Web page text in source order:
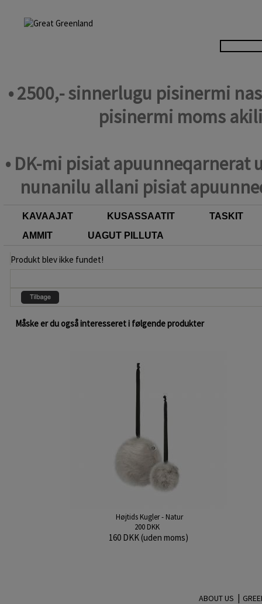
• 2500,- sinnerlugu pisinermi
pisinermi moms
• DK-mi pisiat
nunanilu allani pisiat
KAVAAJAT KUSASSAATIT
TASKIT
AMMIT
UAGUT PILLUTA
Produkt blev ikke fundet!
Måske er du også interesseret i følgende produkter
Højtids Kugler - Natur
200 DKK
160 DKK (uden moms)
ABOUT US |